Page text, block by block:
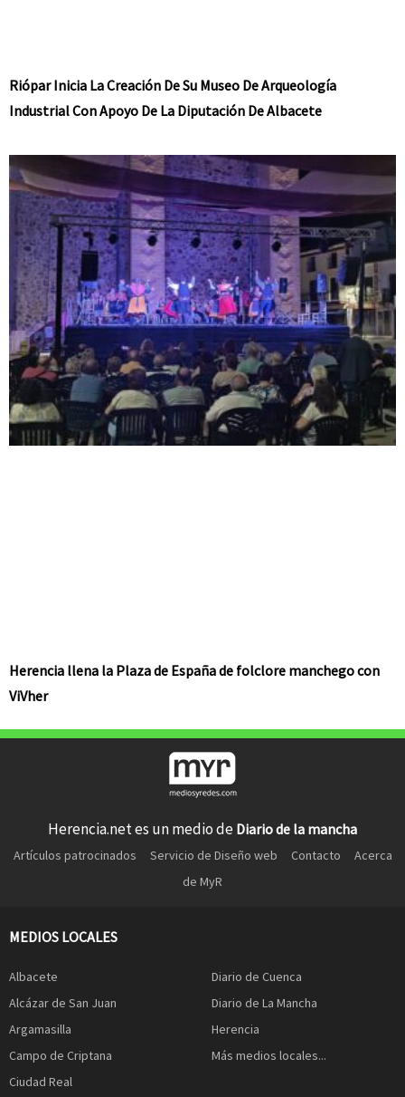
Riópar Inicia La Creación De Su Museo De Arqueología
Industrial Con Apoyo De La Diputación De Albacete
Herencia llena la Plaza de España de folclore manchego con
ViVher
Herencia.net es un medio de Diario de la mancha
Artículos patrocinados Servicio de Diseño web Contacto
Acerca
de MyR
MEDIOS LOCALES
Albacete
Alcázar de San Juan
Argamasilla
Campo de Criptana
Ciudad Real
Diario de Cuenca
Diario de La Mancha
Herencia
Más medios locales...